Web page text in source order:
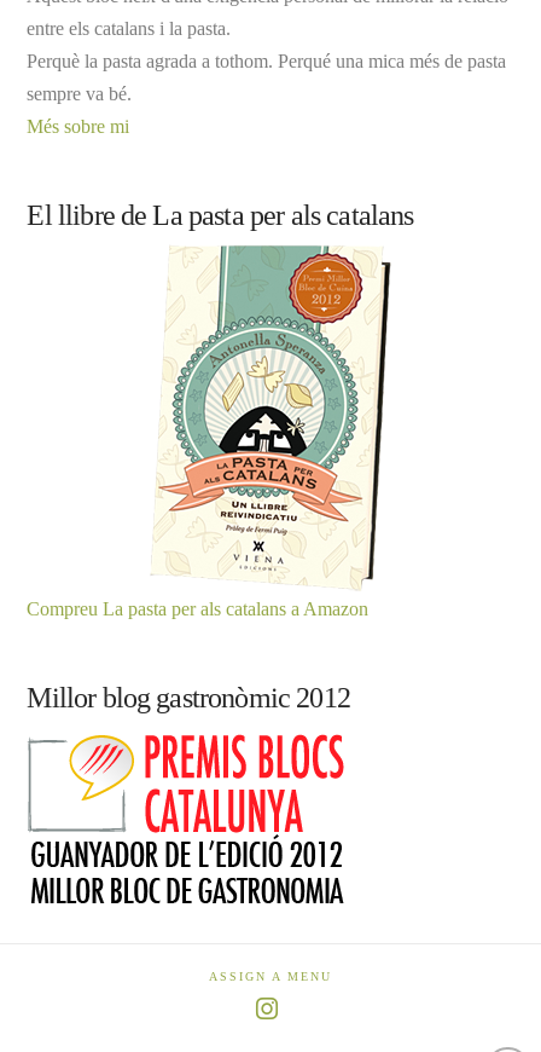
entre els catalans i la pasta.
Perquè la pasta agrada a tothom. Perqué una mica més de pasta
sempre va bé.
Més sobre mi
El llibre de La pasta per als catalans
Compreu La pasta per als catalans a Amazon
Millor blog gastronòmic 2012
ASSIGN A MENU